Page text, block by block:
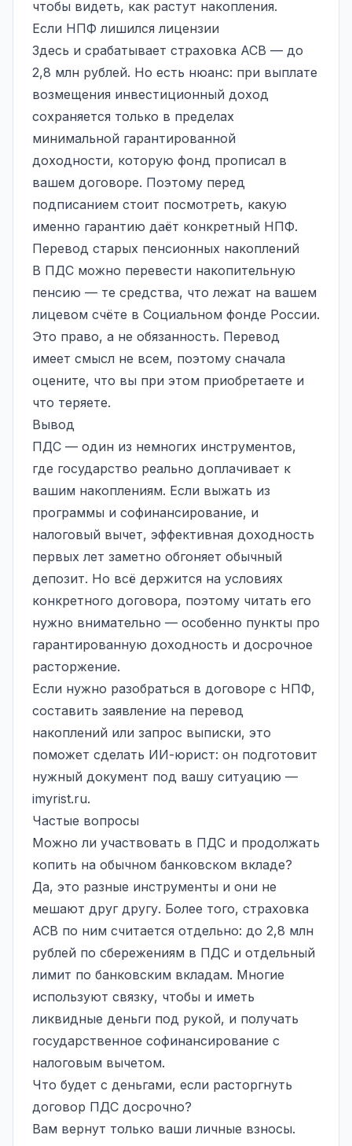
чтобы видеть, как растут накопления.
Если НПФ лишился лицензии
Здесь и срабатывает страховка АСВ — до
2,8 млн рублей. Но есть нюанс: при выплате
возмещения инвестиционный доход
сохраняется только в пределах
минимальной гарантированной
доходности, которую фонд прописал в
вашем договоре. Поэтому перед
подписанием стоит посмотреть, какую
именно гарантию даёт конкретный НПФ.
Перевод старых пенсионных накоплений
В ПДС можно перевести накопительную
пенсию — те средства, что лежат на вашем
лицевом счёте в Социальном фонде России.
Это право, а не обязанность. Перевод
имеет смысл не всем, поэтому сначала
оцените, что вы при этом приобретаете и
что теряете.
Вывод
ПДС — один из немногих инструментов,
где государство реально доплачивает к
вашим накоплениям. Если выжать из
программы и софинансирование, и
налоговый вычет, эффективная доходность
первых лет заметно обгоняет обычный
депозит. Но всё держится на условиях
конкретного договора, поэтому читать его
нужно внимательно — особенно пункты про
гарантированную доходность и досрочное
расторжение.
Если нужно разобраться в договоре с НПФ,
составить заявление на перевод
накоплений или запрос выписки, это
поможет сделать ИИ-юрист: он подготовит
нужный документ под вашу ситуацию —
imyrist.ru.
Частые вопросы
Можно ли участвовать в ПДС и продолжать
копить на обычном банковском вкладе?
Да, это разные инструменты и они не
мешают друг другу. Более того, страховка
АСВ по ним считается отдельно: до 2,8 млн
рублей по сбережениям в ПДС и отдельный
лимит по банковским вкладам. Многие
используют связку, чтобы и иметь
ликвидные деньги под рукой, и получать
государственное софинансирование с
налоговым вычетом.
Что будет с деньгами, если расторгнуть
договор ПДС досрочно?
Вам вернут только ваши личные взносы.